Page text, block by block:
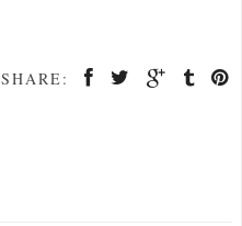
SHARE: